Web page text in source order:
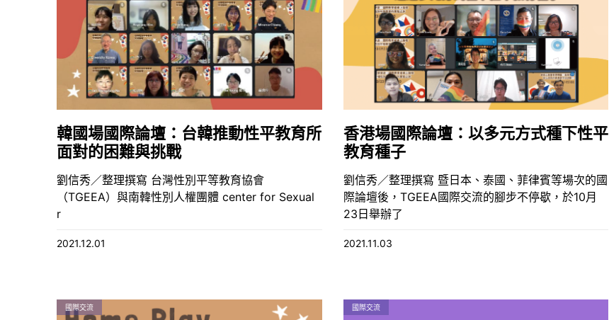
韓國場國際論壇：台韓推動性平教育所
面對的困難與挑戰
劉信秀／整理撰寫 台灣性別平等教育協會
（TGEEA）與南韓性別人權團體 center for Sexual
r
2021.12.01
香港場國際論壇：以多元方式種下性平
教育種子
劉信秀／整理撰寫 暨日本、泰國、菲律賓等場次的國
際論壇後，TGEEA國際交流的腳步不停歇，於10月
23日舉辦了
2021.11.03
國際交流 國際交流